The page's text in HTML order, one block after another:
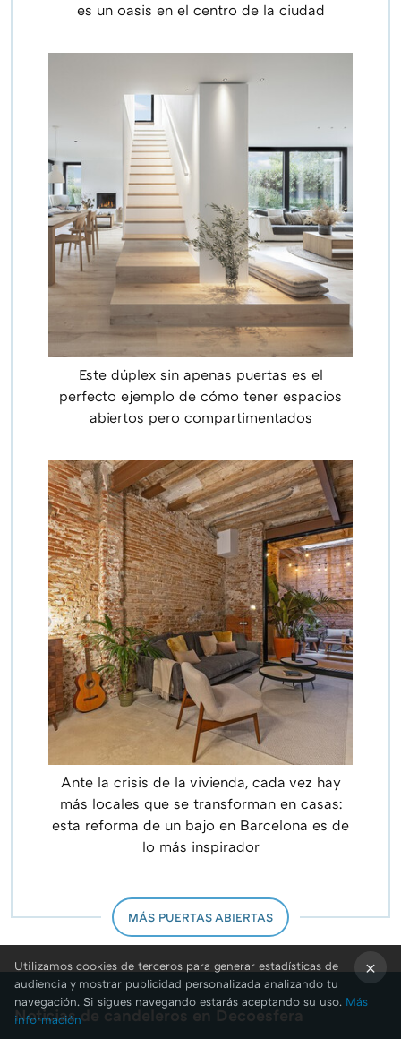
es un oasis en el centro de la ciudad
Este dúplex sin apenas puertas es el
perfecto ejemplo de cómo tener espacios
abiertos pero compartimentados
Ante la crisis de la vivienda, cada vez hay
más locales que se transforman en casas:
esta reforma de un bajo en Barcelona es de
lo más inspirador
MÁS PUERTAS ABIERTAS
Noticias de candeleros en Decoesfera
Utilizamos cookies de terceros para generar estadísticas de
audiencia y mostrar publicidad personalizada analizando tu
navegación. Si sigues navegando estarás aceptando su uso. Más
información